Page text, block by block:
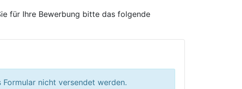
für Ihre Bewerbung bitte das folgende
nicht versendet werden.